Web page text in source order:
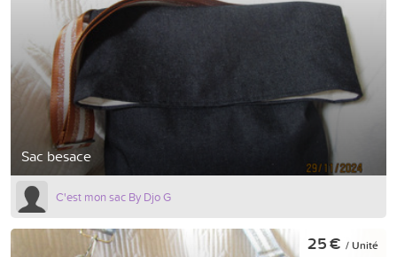
Sac besace
C'est mon sac By Djo G
25 € / Unité